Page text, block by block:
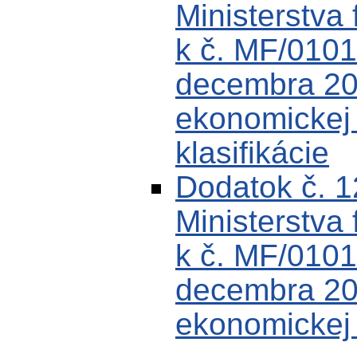
Ministerstva
k č. MF/
decembra
klasifikácie
Dodatok č.
Ministerstva
k č. MF/
decembra